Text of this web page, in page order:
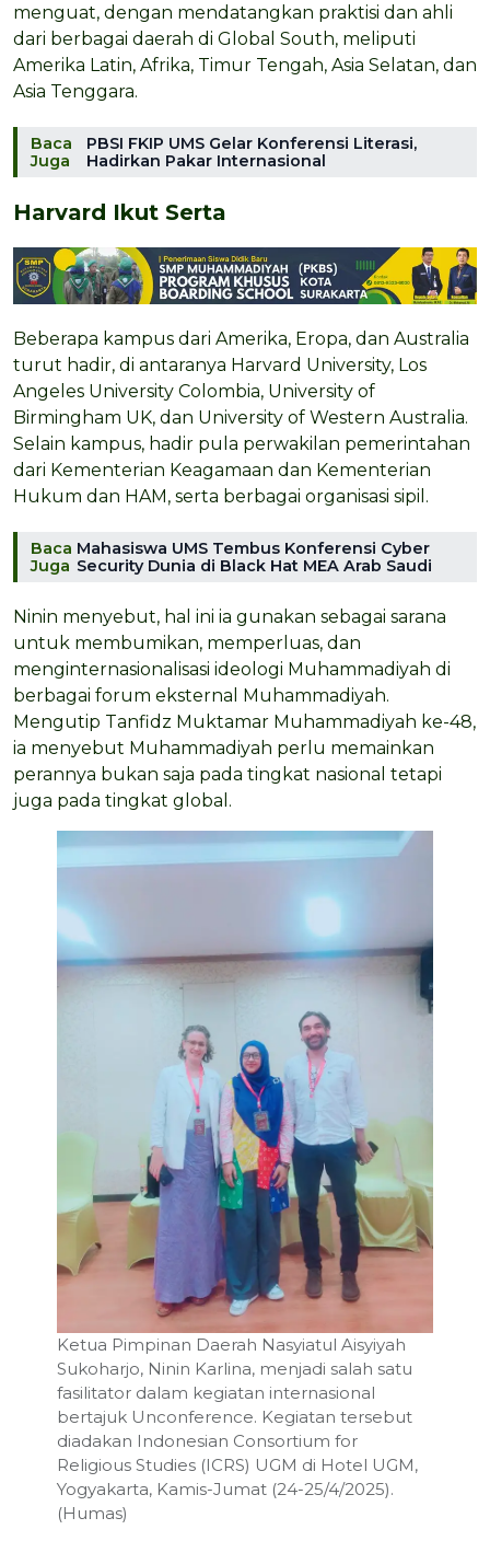
menguat, dengan mendatangkan praktisi dan ahli
dari berbagai daerah di Global South, meliputi
Amerika Latin, Afrika, Timur Tengah, Asia Selatan, dan
Asia Tenggara.
Baca
Juga
PBSI FKIP UMS Gelar Konferensi Literasi,
Hadirkan Pakar Internasional
Harvard Ikut Serta
Beberapa kampus dari Amerika, Eropa, dan Australia
turut hadir, di antaranya Harvard University, Los
Angeles University Colombia, University of
Birmingham UK, dan University of Western Australia.
Selain kampus, hadir pula perwakilan pemerintahan
dari Kementerian Keagamaan dan Kementerian
Hukum dan HAM, serta berbagai organisasi sipil.
Baca
Juga
Mahasiswa UMS Tembus Konferensi Cyber
Security Dunia di Black Hat MEA Arab Saudi
Ninin menyebut, hal ini ia gunakan sebagai sarana
untuk membumikan, memperluas, dan
menginternasionalisasi ideologi Muhammadiyah di
berbagai forum eksternal Muhammadiyah.
Mengutip Tanfidz Muktamar Muhammadiyah ke-48,
ia menyebut Muhammadiyah perlu memainkan
perannya bukan saja pada tingkat nasional tetapi
juga pada tingkat global.
Ketua Pimpinan Daerah Nasyiatul Aisyiyah
Sukoharjo, Ninin Karlina, menjadi salah satu
fasilitator dalam kegiatan internasional
bertajuk Unconference. Kegiatan tersebut
diadakan Indonesian Consortium for
Religious Studies (ICRS) UGM di Hotel UGM,
Yogyakarta, Kamis-Jumat (24-25/4/2025).
(Humas)